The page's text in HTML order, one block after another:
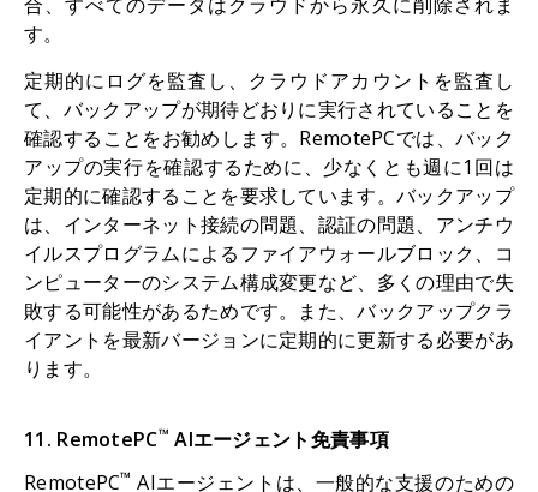
す。
定期的にログを監査し、クラウドアカウントを監査し
て、バックアップが期待どおりに実行されていることを
確認することをお勧めします。RemotePCでは、バック
アップの実行を確認するために、少なくとも週に1回は
定期的に確認することを要求しています。バックアップ
は、インターネット接続の問題、認証の問題、アンチウ
イルスプログラムによるファイアウォールブロック、コ
ンピューターのシステム構成変更など、多くの理由で失
敗する可能性があるためです。また、バックアップクラ
イアントを最新バージョンに定期的に更新する必要があ
ります。
11. RemotePC™ AIエージェント免責事項
RemotePC™ AIエージェントは、一般的な支援のための